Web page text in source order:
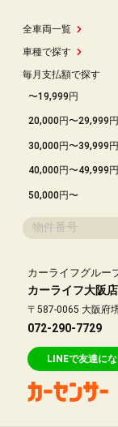
全車両一覧
車種で探す
毎月支払額で探す
〜19,999円
20,000円〜29,999円
30,000円〜39,999円
40,000円〜49,999円
50,000円〜
カーライフグルー
カーライフ大阪店
〒587-0065 大阪府
072-290-7729
LINEで友達に